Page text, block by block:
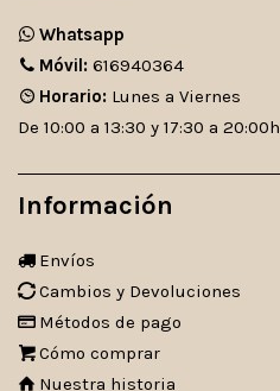
Whatsapp
Móvil: 616940364
Horario: Lunes a Viernes
De 10:00 a 13:30 y 17:30 a 20:00h
Información
Envíos
Cambios y Devoluciones
Métodos de pago
Cómo comprar
Nuestra historia